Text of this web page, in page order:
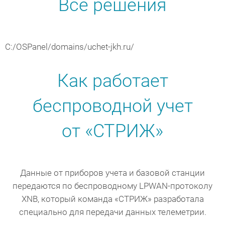
Все решения
C:/OSPanel/domains/uchet-jkh.ru/
Как работает
беспроводной учет
от «СТРИЖ»
Данные от приборов учета и базовой станции
передаются по беспроводному LPWAN-протоколу
XNB, который команда «СТРИЖ» разработала
специально для передачи данных телеметрии.